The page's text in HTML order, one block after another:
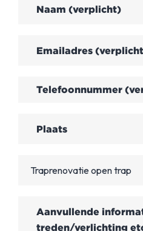
Traprenovatie open trap